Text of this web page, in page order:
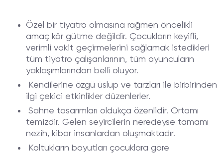
Özel bir tiyatro olmasına rağmen öncelikli
amaç kâr gütme değildir. Çocukların keyifli,
verimli vakit geçirmelerini sağlamak istedikleri
tüm tiyatro çalışanlarının, tüm oyuncuların
yaklaşımlarından belli oluyor.
Kendilerine özgü üslup ve tarzları ile birbirinden
ilgi çekici etkinlikler düzenlerler.
Sahne tasarımları oldukça özenlidir. Ortamı
temizdir. Gelen seyircilerin neredeyse tamamı
nezih, kibar insanlardan oluşmaktadır.
Koltukların boyutları çocuklara göre